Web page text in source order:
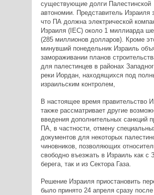
существующие долги Палестинской
автономии. Представитель Израиля
что ПА должна электрической
Израиля (IEC) около 1 миллиарда
(285 миллионов долларов). Кроме
минувший понедельник Израиль
замораживании планов
для палестинцев в районах
реки Иордан, находящихся под
израильским контролем,
В настоящее время правительство
также рассматривает другие
введения дополнительных санкций
ПА, в частности, отмену
документов для некоторых
чиновников, позволяющих
свободно въезжать в Израиль как с
берега, так и из Сектора Газа.
Решение Израиля приостановить
было принято 24 апреля сразу после